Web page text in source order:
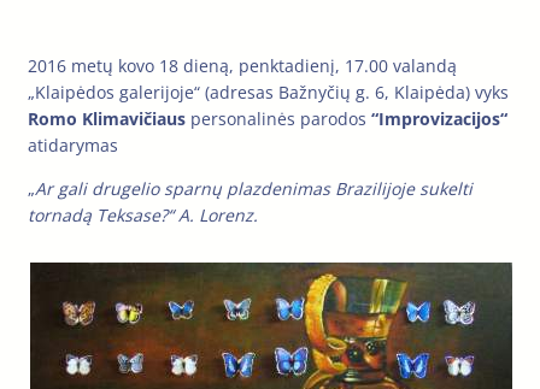
2016 metų kovo 18 dieną, penktadienį, 17.00 valandą
„Klaipėdos galerijoje“ (adresas Bažnyčių g. 6, Klaipėda) vyks
Romo Klimavičiaus personalinės parodos “Improvizacijos“
atidarymas
„Ar gali drugelio sparnų plazdenimas Brazilijoje sukelti
tornadą Teksase?“ A. Lorenz.